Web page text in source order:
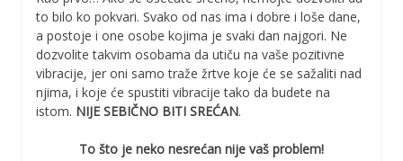
to bilo ko pokvari. Svako od nas ima i dobre i loše dane,
a postoje i one osobe kojima je svaki dan najgori. Ne
dozvolite takvim osobama da utiču na vaše pozitivne
vibracije, jer oni samo traže žrtve koje će se sažaliti nad
njima, i koje će spustiti vibracije tako da budete na
istom. NIJE SEBIČNO BITI SREĆAN.
To što je neko nesrećan nije vaš problem!